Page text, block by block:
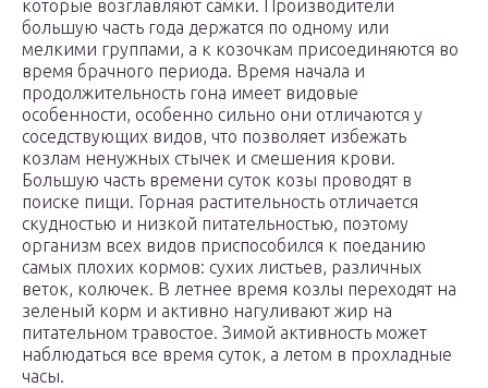
которые возглавляют самки. Производители
большую часть года держатся по одному или
мелкими группами, а к козочкам присоединяются во
время брачного периода. Время начала и
продолжительность гона имеет видовые
особенности, особенно сильно они отличаются у
соседствующих видов, что позволяет избежать
козлам ненужных стычек и смешения крови.
Большую часть времени суток козы проводят в
поиске пищи. Горная растительность отличается
скудностью и низкой питательностью, поэтому
организм всех видов приспособился к поеданию
самых плохих кормов: сухих листьев, различных
веток, колючек. В летнее время козлы переходят на
зеленый корм и активно нагуливают жир на
питательном травостое. Зимой активность может
наблюдаться все время суток, а летом в прохладные
часы.